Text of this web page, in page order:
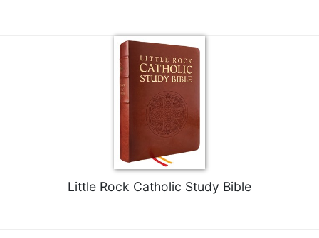
Little Rock Catholic Study Bible